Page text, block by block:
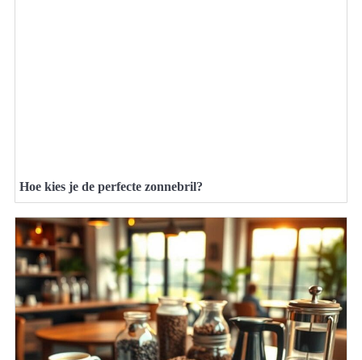
Hoe kies je de perfecte zonnebril?